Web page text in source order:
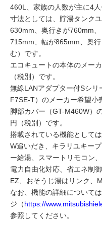
460L、家族の人数が主に4人
寸法としては、貯湯タンク
630mm、奥行きが760mm
715mm、幅が865mm、奥
む）です。
エコキュートの本体のメー
（税別）です。
無線LANアダプター付Sシ
F7SE-T）のメーカー希望小
脚部カバー（GT-M460W）
円（税別）です。
搭載されている機能として
W追いだき、キラリユキー
ー給湯、スマートリモコン
電力自由化対応、省エネ制
EZ、おそうじ湯はリンク、
なお、機能の詳細について
ジ（https://
参照してください。